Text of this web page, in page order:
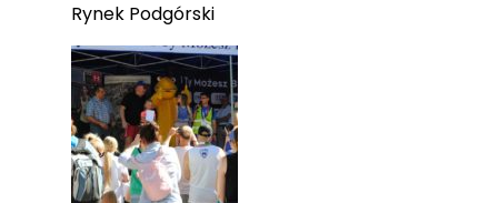
Rynek Podgórski